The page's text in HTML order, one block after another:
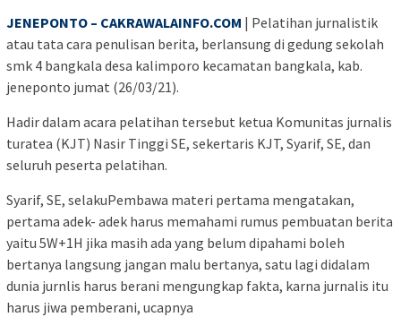
JENEPONTO – CAKRAWALAINFO.COM | Pelatihan jurnalistik
atau tata cara penulisan berita, berlansung di gedung sekolah
smk 4 bangkala desa kalimporo kecamatan bangkala, kab.
jeneponto jumat (26/03/21).
Hadir dalam acara pelatihan tersebut ketua Komunitas jurnalis
turatea (KJT) Nasir Tinggi SE, sekertaris KJT, Syarif, SE, dan
seluruh peserta pelatihan.
Syarif, SE, selakuPembawa materi pertama mengatakan,
pertama adek- adek harus memahami rumus pembuatan berita
yaitu 5W+1H jika masih ada yang belum dipahami boleh
bertanya langsung jangan malu bertanya, satu lagi didalam
dunia jurnlis harus berani mengungkap fakta, karna jurnalis itu
harus jiwa pemberani, ucapnya